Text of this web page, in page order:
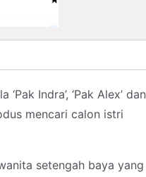
Indra’, ‘Pak Alex’ dan
mencari calon istri
setengah baya yang